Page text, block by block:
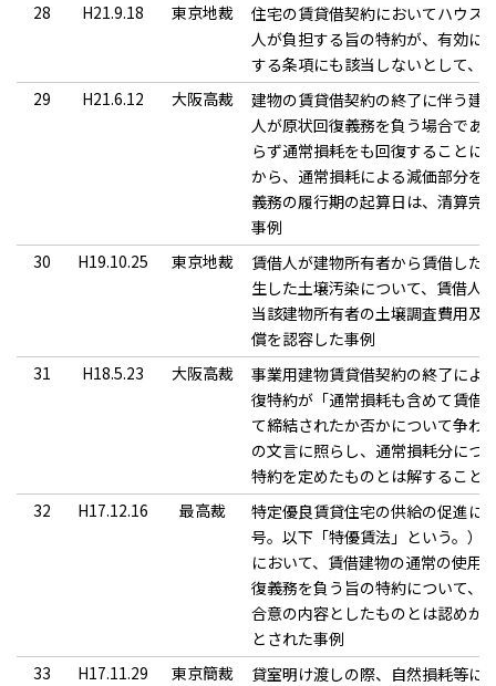
28
H21.9.18 東京地裁
住宅の賃貸借契約においてハウス
人が負担する旨の特約が、有効に
する条項にも該当しないとして、
29
H21.6.12 大阪高裁
建物の賃貸借契約の終了に伴う建
人が原状回復義務を負う場合であ
らず通常損耗をも回復することに
から、通常損耗による減価部分
義務の履行期の起算日は、清算完
事例
30
H19.10.25 東京地裁
賃借人が建物所有者から賃借した
生した土壌汚染について、賃借人
当該建物所有者の土壌調査費用及
償を認容した事例
31
H18.5.23 大阪高裁
事業用建物賃貸借契約の終了によ
復特約が「通常損耗も含めて賃借
て締結されたか否かについて争わ
の文言に照らし、通常損耗分につ
特約を定めたものとは解すること
32
H17.12.16 最高裁
特定優良賃貸住宅の供給の促進に
号。以下「特優賃法」という。）
において、賃借建物の通常の使用
復義務を負う旨の特約について、
合意の内容としたものとは認めが
とされた事例
33
H17.11.29 東京簡裁
貸室明け渡しの際、自然損耗等に